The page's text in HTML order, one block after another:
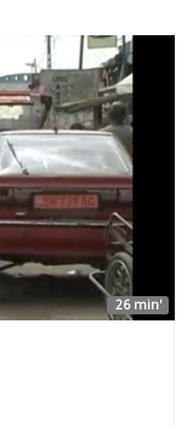
26 min'